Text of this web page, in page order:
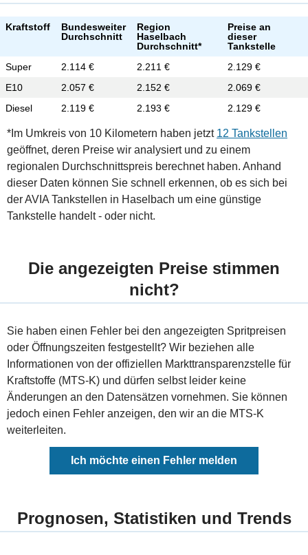
Kraftstoff
Bundesweiter
Durchschnitt
Region
Haselbach
Durchschnitt*
Preise an
dieser
Tankstelle
Super
2.114 € 2.211 €
2.129 €
E10
2.057 € 2.152 €
2.069 €
Diesel
2.119 € 2.193 € 2.129 €
*Im Umkreis von 10 Kilometern haben jetzt 12 Tankstellen
geöffnet, deren Preise wir analysiert und zu einem
regionalen Durchschnittspreis berechnet haben. Anhand
dieser Daten können Sie schnell erkennen, ob es sich bei
der AVIA Tankstellen in Haselbach um eine günstige
Tankstelle handelt - oder nicht.
Die angezeigten Preise stimmen
nicht?
Sie haben einen Fehler bei den angezeigten Spritpreisen
oder Öffnungszeiten festgestellt? Wir beziehen alle
Informationen von der offiziellen Markttransparenzstelle für
Kraftstoffe (MTS-K) und dürfen selbst leider keine
Änderungen an den Datensätzen vornehmen. Sie können
jedoch einen Fehler anzeigen, den wir an die MTS-K
weiterleiten.
Ich möchte einen Fehler melden
Prognosen, Statistiken und Trends